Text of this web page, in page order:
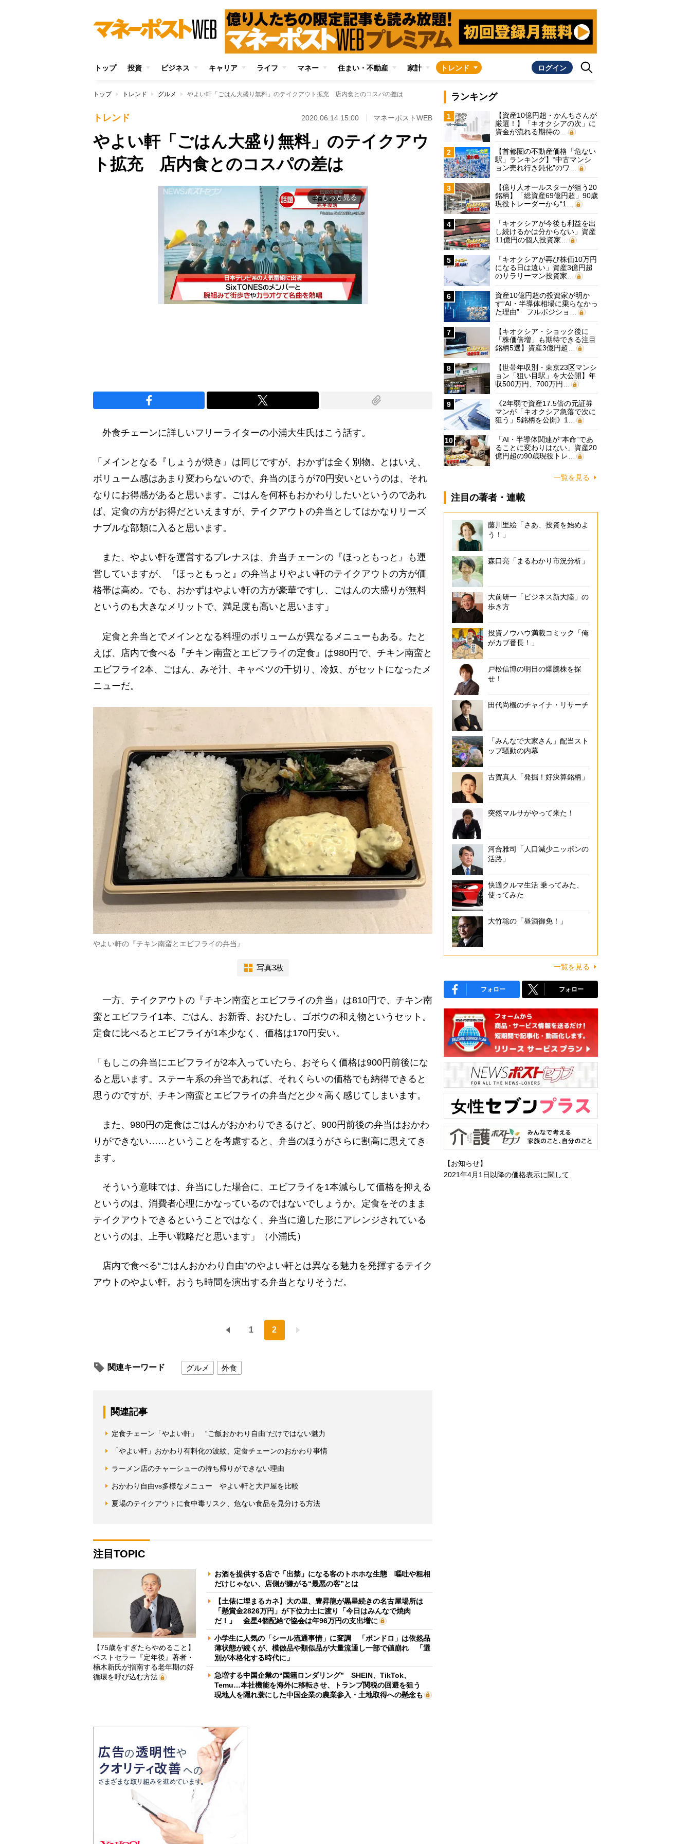
トップ 投資 ビジネス キャリア ライフ マネー 住まい・不動産 家計 トレンド ログイン
トップ トレンド グルメ やよい軒「ごはん大盛り無料」のテイクアウト拡充 店内食とのコスパの差は
トレンド 2020.06.14 15:00 マネーポストWEB
やよい軒「ごはん大盛り無料」のテイクアウ
ト拡充 店内食とのコスパの差は
arrow_forward_ios もっと見る
外食チェーンに詳しいフリーライターの小浦大生氏はこう話す。
「メインとなる『しょうが焼き』は同じですが、おかずは全く別物。とはいえ、
ボリューム感はあまり変わらないので、弁当のほうが70円安いというのは、それ
なりにお得感があると思います。ごはんを何杯もおかわりしたいというのであれ
ば、定食の方がお得だといえますが、テイクアウトの弁当としてはかなりリーズ
ナブルな部類に入ると思います。
また、やよい軒を運営するプレナスは、弁当チェーンの『ほっともっと』も運
営していますが、『ほっともっと』の弁当よりやよい軒のテイクアウトの方が価
格帯は高め。でも、おかずはやよい軒の方が豪華ですし、ごはんの大盛りが無料
というのも大きなメリットで、満足度も高いと思います」
定食と弁当とでメインとなる料理のボリュームが異なるメニューもある。たと
えば、店内で食べる『チキン南蛮とエビフライの定食』は980円で、チキン南蛮と
エビフライ2本、ごはん、みそ汁、キャベツの千切り、冷奴、がセットになったメ
ニューだ。
やよい軒の『チキン南蛮とエビフライの弁当』
写真3枚
一方、テイクアウトの『チキン南蛮とエビフライの弁当』は810円で、チキン南
蛮とエビフライ1本、ごはん、お新香、おひたし、ゴボウの和え物というセット。
定食に比べるとエビフライが1本少なく、価格は170円安い。
「もしこの弁当にエビフライが2本入っていたら、おそらく価格は900円前後にな
ると思います。ステーキ系の弁当であれば、それくらいの価格でも納得できると
思うのですが、チキン南蛮とエビフライの弁当だと少々高く感じてしまいます。
また、980円の定食はごはんがおかわりできるけど、900円前後の弁当はおかわ
りができない……ということを考慮すると、弁当のほうがさらに割高に思えてき
ます。
そういう意味では、弁当にした場合に、エビフライを1本減らして価格を抑える
というのは、消費者心理にかなっているのではないでしょうか。定食をそのまま
テイクアウトできるということではなく、弁当に適した形にアレンジされている
というのは、上手い戦略だと思います」（小浦氏）
店内で食べる“ごはんおかわり自由”のやよい軒とは異なる魅力を発揮するテイク
アウトのやよい軒。おうち時間を演出する弁当となりそうだ。
1 2
関連キーワード グルメ 外食
関連記事
定食チェーン「やよい軒」 “ご飯おかわり自由”だけではない魅力
「やよい軒」おかわり有料化の波紋、定食チェーンのおかわり事情
ラーメン店のチャーシューの持ち帰りができない理由
おかわり自由vs多様なメニュー やよい軒と大戸屋を比較
夏場のテイクアウトに食中毒リスク、危ない食品を見分ける方法
注目TOPIC
【75歳をすぎたらやめること】
ベストセラー『定年後』著者・
楠木新氏が指南する老年期の好
循環を呼び込む方法
お酒を提供する店で「出禁」になる客のトホホな生態 嘔吐や粗相
だけじゃない、店側が嫌がる“最悪の客”とは
【土俵に埋まるカネ】大の里、豊昇龍が黒星続きの名古屋場所は
「懸賞金2826万円」が下位力士に渡り「今日はみんなで焼肉
だ！」 金星4個配給で協会は年96万円の支出増に
小学生に人気の「シール流通事情」に変調 「ボンドロ」は依然品
薄状態が続くが、模倣品や類似品が大量流通し一部で値崩れ 「選
別が本格化する時代に」
急増する中国企業の“国籍ロンダリング” SHEIN、TikTok、
Temu…本社機能を海外に移転させ、トランプ関税の回避を狙う
現地人を隠れ蓑にした中国企業の農業参入・土地取得への懸念も
ランキング
1
【資産10億円超・かんちさんが
厳選！】「キオクシアの次」に
資金が流れる期待の…
2
【首都圏の不動産価格「危ない
駅」ランキング】“中古マンシ
ョン売れ行き鈍化”のワ…
3
【億り人オールスターが狙う20
銘柄】「総資産69億円超」90歳
現役トレーダーから“1…
4
「キオクシアが今後も利益を出
し続けるかは分からない」資産
11億円の個人投資家…
5
「キオクシアが再び株価10万円
になる日は遠い」資産3億円超
のサラリーマン投資家…
6
資産10億円超の投資家が明か
す“AI・半導体相場に乗らなかっ
た理由” フルポジショ…
7
【キオクシア・ショック後に
「株価倍増」も期待できる注目
銘柄5選】資産3億円超…
8
【世帯年収別・東京23区マンシ
ョン「狙い目駅」を大公開】年
収500万円、700万円…
9
《2年弱で資産17.5倍の元証券
マンが「キオクシア急落で次に
狙う」5銘柄を公開》1…
10
「AI・半導体関連が“本命”であ
ることに変わりはない」資産20
億円超の90歳現役トレ…
一覧を見る
注目の著者・連載
藤川里絵「さあ、投資を始めよ
う！」
森口亮「まるわかり市況分析」
大前研一「ビジネス新大陸」の
歩き方
投資ノウハウ満載コミック「俺
がカブ番長！」
戸松信博の明日の爆騰株を探
せ！
田代尚機のチャイナ・リサーチ
「みんなで大家さん」配当スト
ップ騒動の内幕
古賀真人「発掘！好決算銘柄」
突然マルサがやって来た！
河合雅司「人口減少ニッポンの
活路」
快適クルマ生活 乗ってみた、
使ってみた
大竹聡の「昼酒御免！」
一覧を見る
フォロー フォロー
【お知らせ】
2021年4月1日以降の価格表示に関して